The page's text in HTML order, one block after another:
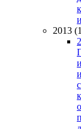
2013